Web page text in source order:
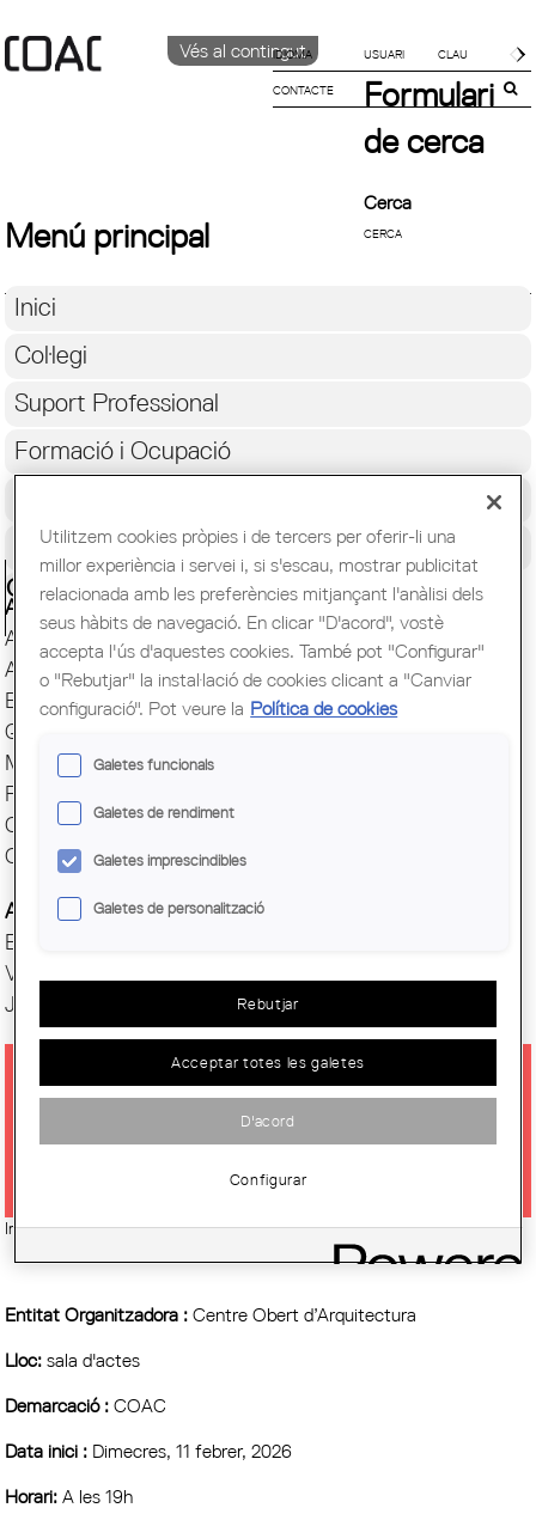
Vés al contingut
IDIOMA
CATALÀ
CONTACTE
Formulari
de cerca
Cerca
Menú principal
Inici
Col·legi
Suport Professional
Formació i Ocupació
Congrés Mundial d'Arquitectes UIA
Ciutadania
Actes i Exposicions
Arxiu Històric
Arquitectura catalana
Biblioteca
Quaderns
Mostra d'Arquitectura
Premis Arquitec. Girona
Oficina del Paisatge
Centre Obert d'Arquitectura
Actes COAC
Exposicions COAC
Visites COAC
Jornades
3A SESSIÓ DEL CICLE JAMÓN
JAMÓN AMB ATELIER LOCAL
Imatge:© Col·legi d'Arquitectes de Catalunya (COAC)
Entitat Organitzadora :Centre Obert d’Arquitectura
Lloc:sala d'actes
Demarcació :COAC
Data inici : Dimecres, 11 febrer, 2026
Horari:A les 19h
Utilitzem cookies pròpies i de tercers per oferir-li una
millor experiència i servei i, si s'escau, mostrar publicitat
relacionada amb les preferències mitjançant l'anàlisi dels
seus hàbits de navegació. En clicar "D'acord", vostè
accepta l'ús d'aquestes cookies. També pot "Configurar"
o "Rebutjar" la instal·lació de cookies clicant a "Canviar
configuració". Pot veure la Política de cookies
Galetes funcionals
Galetes de rendiment
Galetes imprescindibles
Galetes de personalització
Rebutjar
Acceptar totes les galetes
D'acord
Configurar